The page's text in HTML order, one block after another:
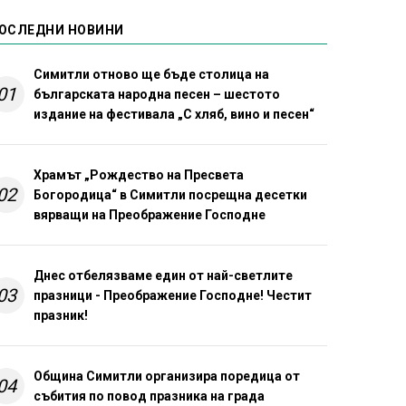
НОВИНИ
Симитли отново ще бъде столица на
българската народна песен – шестото
издание на фестивала „С хляб, вино и песен“
Храмът „Рождество на Пресвета
Богородица“ в Симитли посрещна десетки
вярващи на Преображение Господне
Днес отбелязваме един от най-светлите
празници - Преображение Господне! Честит
празник!
Община Симитли организира поредица от
събития по повод празника на града